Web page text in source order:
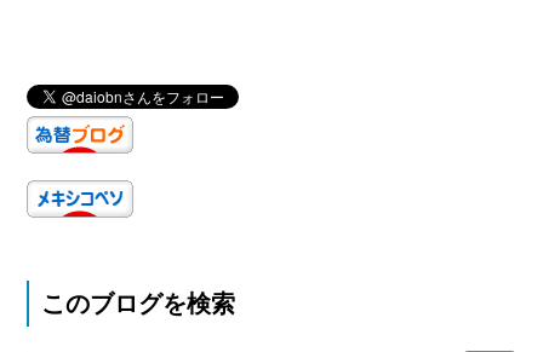
このブログを検索